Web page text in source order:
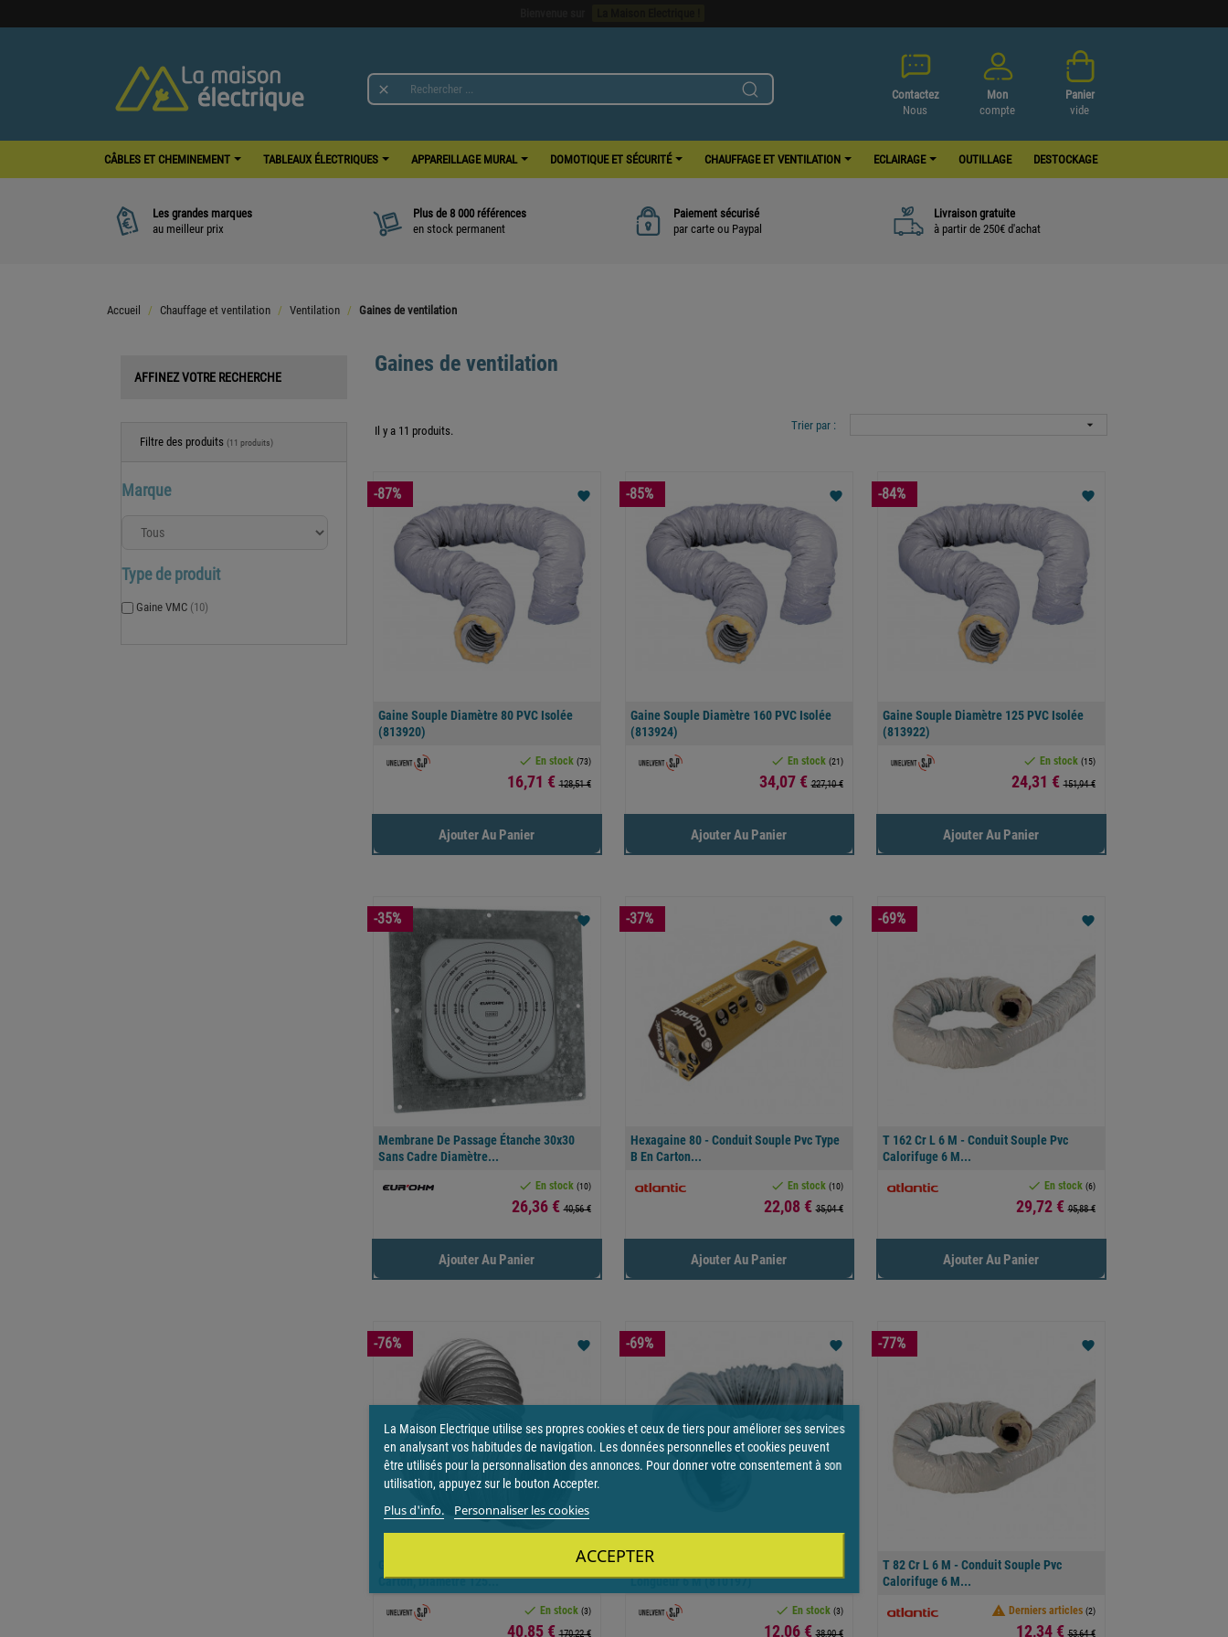

Contactez
Nous
Mon
compte
Panier
vide
CÂBLES ET CHEMINEMENT TABLEAUX ÉLECTRIQUES APPAREILLAGE MURAL DOMOTIQUE ET SÉCURITÉ CHAUFFAGE ET VENTILATION ECLAIRAGE OUTILLAGE DESTOCKAGE
Les grandes marques
au meilleur prix
Plus de 8 000 références
en stock permanent
Paiement sécurisé
par carte ou Paypal
Livraison gratuite
à partir de 250€ d'achat
Accueil Chauffage et ventilation Ventilation Gaines de ventilation
AFFINEZ VOTRE RECHERCHE
Filtre des produits (11 produits)
Marque
Type de produit
Gaine VMC (10)
Gaines de ventilation
Il y a 11 produits. Trier par : 
Gaine Souple Diamètre 80 PVC Isolée
(813920)
 En stock (73)
Prix
16,71 € 128,51 €
favorite
Ajouter Au Panier
-87%
Gaine Souple Diamètre 160 PVC Isolée
(813924)
 En stock (21)
Prix
34,07 € 227,10 €
favorite
Ajouter Au Panier
-85%
Gaine Souple Diamètre 125 PVC Isolée
(813922)
 En stock (15)
Prix
24,31 € 151,94 €
favorite
Ajouter Au Panier
-84%
Membrane De Passage Étanche 30x30
Sans Cadre Diamètre...
 En stock (10)
Prix
26,36 € 40,56 €
favorite
Ajouter Au Panier
-35%
Hexagaine 80 - Conduit Souple Pvc Type
B En Carton...
 En stock (10)
Prix
22,08 € 35,04 €
favorite
Ajouter Au Panier
-37%
T 162 Cr L 6 M - Conduit Souple Pvc
Calorifuge 6 M...
 En stock (6)
Prix
29,72 € 95,88 €
favorite
Ajouter Au Panier
-69%
Gaine Souple PVC Comprimée En Boite
Carton, Diamètre 125...
 En stock (3)
Prix
40,85 € 170,22 €
favorite
-76%
Gaine Souple PVC, Diamètre 100 Mm,
Longueur 6 M (810197)
 En stock (3)
Prix
12,06 € 38,90 €
favorite
-69%
T 82 Cr L 6 M - Conduit Souple Pvc
Calorifuge 6 M...
 Derniers articles (2)
Prix
12,34 € 53,64 €
favorite
-77%
La Maison Electrique utilise ses propres cookies et ceux de tiers pour améliorer ses services
en analysant vos habitudes de navigation. Les données personnelles et cookies peuvent
être utilisés pour la personnalisation des annonces. Pour donner votre consentement à son
utilisation, appuyez sur le bouton Accepter.
Plus d'info. Personnaliser les cookies
ACCEPTER